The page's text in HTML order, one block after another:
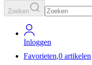
Zoeken
Inloggen
Favorieten,0 artikelen